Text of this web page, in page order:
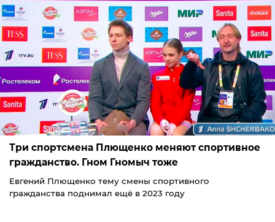
Три спортсмена Плющенко меняют спортивное
гражданство. Гном Гномыч тоже
Евгений Плющенко тему смены спортивного
гражданства поднимал ещё в 2023 году